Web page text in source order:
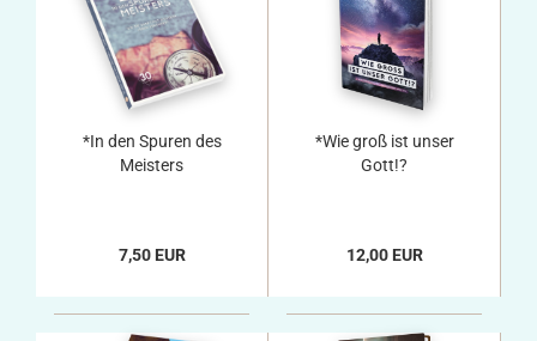
*In den Spuren des
Meisters
7,50 EUR
*Wie groß ist unser
Gott!?
12,00 EUR